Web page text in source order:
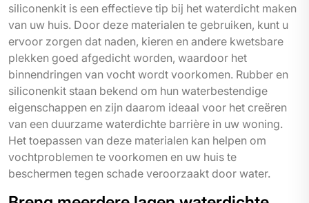
siliconenkit is een effectieve tip bij het waterdicht maken
van uw huis. Door deze materialen te gebruiken, kunt u
ervoor zorgen dat naden, kieren en andere kwetsbare
plekken goed afgedicht worden, waardoor het
binnendringen van vocht wordt voorkomen. Rubber en
siliconenkit staan bekend om hun waterbestendige
eigenschappen en zijn daarom ideaal voor het creëren
van een duurzame waterdichte barrière in uw woning.
Het toepassen van deze materialen kan helpen om
vochtproblemen te voorkomen en uw huis te
beschermen tegen schade veroorzaakt door water.